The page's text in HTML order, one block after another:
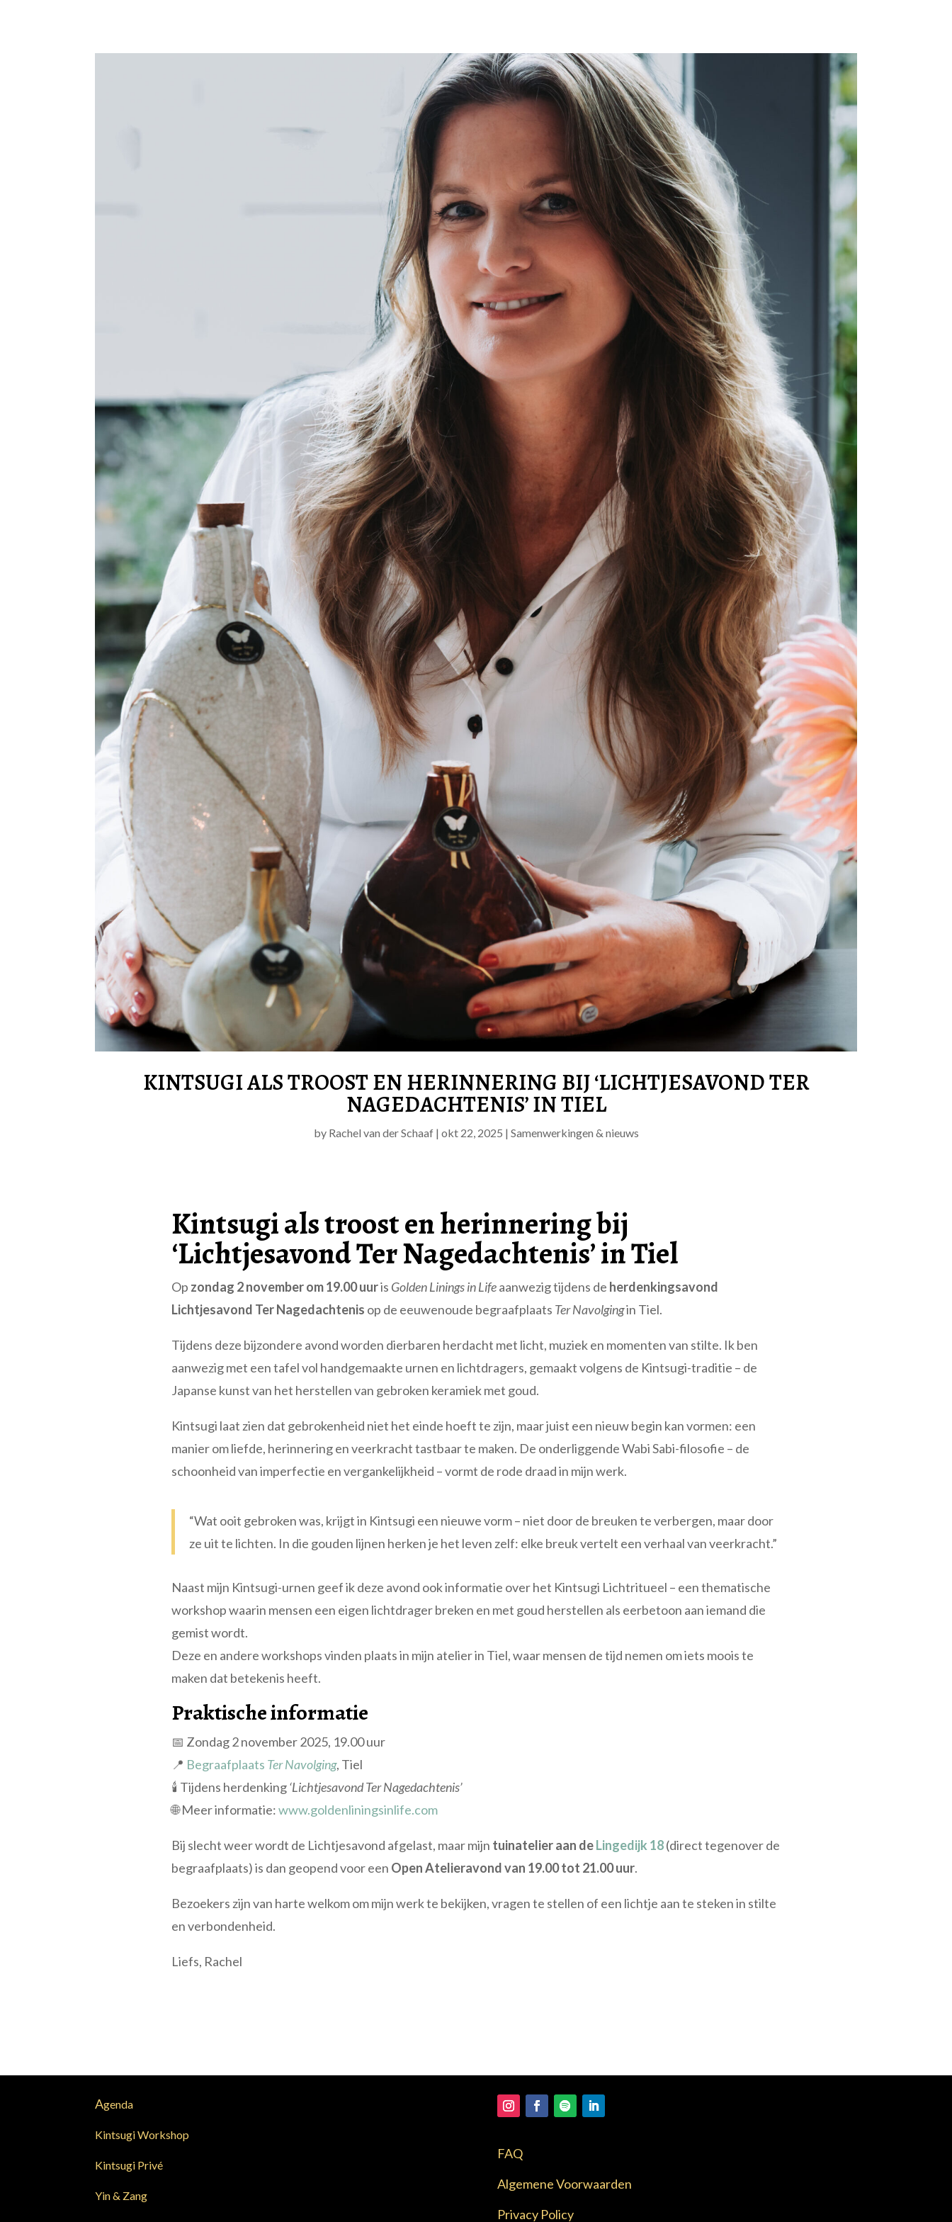
KINTSUGI ALS TROOST EN HERINNERING BIJ ‘LICHTJESAVOND TER
NAGEDACHTENIS’ IN TIEL
by Rachel van der Schaaf| okt 22, 2025 | Samenwerkingen & nieuws
Kintsugi als troost en herinnering bij
‘Lichtjesavond Ter Nagedachtenis’ in Tiel
Op zondag 2 november om 19.00 uuris Golden Linings in Lifeaanwezig tijdens de herdenkingsavond
Lichtjesavond Ter Nagedachtenis op de eeuwenoude begraafplaats Ter Navolgingin Tiel.
Tijdens deze bijzondere avond worden dierbaren herdacht met licht, muziek en momenten van stilte. Ik ben
aanwezig met een tafel vol handgemaakte urnen en lichtdragers, gemaakt volgens de Kintsugi-traditie – de
Japanse kunst van het herstellen van gebroken keramiek met goud.
Kintsugi laat zien dat gebrokenheid niet het einde hoeft te zijn, maar juist een nieuw begin kan vormen: een
manier om liefde, herinnering en veerkracht tastbaar te maken. De onderliggende Wabi Sabi-filosofie – de
schoonheid van imperfectie en vergankelijkheid – vormt de rode draad in mijn werk.
“Wat ooit gebroken was, krijgt in Kintsugi een nieuwe vorm – niet door de breuken te verbergen, maar door
ze uit te lichten. In die gouden lijnen herken je het leven zelf: elke breuk vertelt een verhaal van veerkracht.”
Naast mijn Kintsugi-urnen geef ik deze avond ook informatie over het Kintsugi Lichtritueel – een thematische
workshop waarin mensen een eigen lichtdrager breken en met goud herstellen als eerbetoon aan iemand die
gemist wordt.
Deze en andere workshops vinden plaats in mijn atelier in Tiel, waar mensen de tijd nemen om iets moois te
maken dat betekenis heeft.
Praktische informatie
📅 Zondag 2 november 2025, 19.00 uur
📍 Begraafplaats Ter Navolging, Tiel
🕯️ Tijdens herdenking‘Lichtjesavond Ter Nagedachtenis’
🌐 Meer informatie:www.goldenliningsinlife.com
Bij slecht weer wordt de Lichtjesavond afgelast, maar mijn tuinatelier aan deLingedijk 18(direct tegenover de
begraafplaats) is dan geopend voor een Open Atelieravond van 19.00 tot 21.00 uur.
Bezoekers zijn van harte welkom om mijn werk te bekijken, vragen te stellen of een lichtje aan te steken in stilte
en verbondenheid.
Liefs, Rachel
Agenda
Kintsugi Workshop
Kintsugi Privé
Yin & Zang
FAQ
Algemene Voorwaarden
Privacy Policy